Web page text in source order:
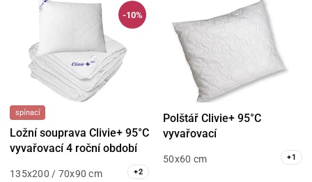
-10%
spínací
Ložní souprava Clivie+ 95°C
vyvařovací 4 roční období
135x200 / 70x90 cm +2
Polštář Clivie+ 95°C
vyvařovací
50x60 cm +1